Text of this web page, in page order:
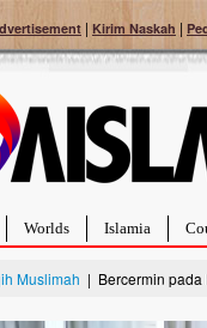
| Kirim Naskah |
Worlds Islamia
Muslimah | Bercermin pada